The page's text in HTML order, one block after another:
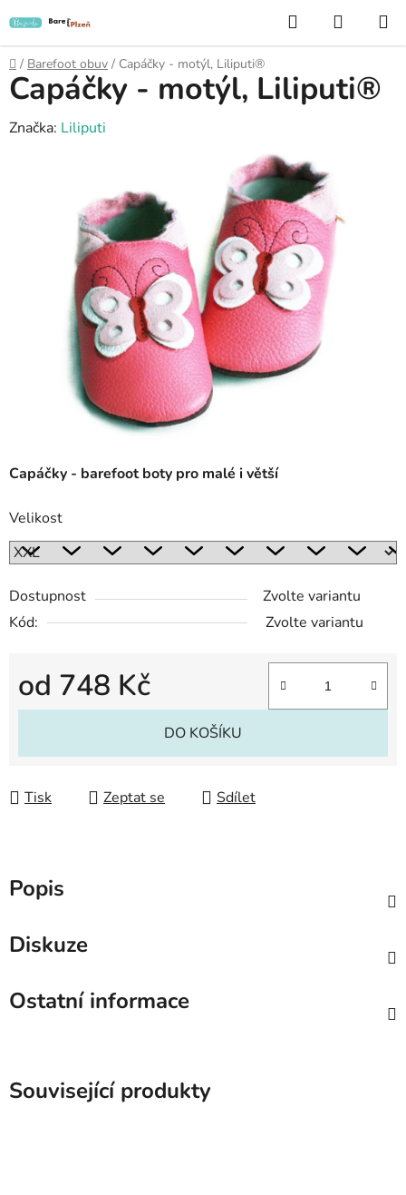
na
obsah
Hledat
KOŠÍK
Domů
/ Barefoot obuv / Capáčky - motýl, Liliputi®
Capáčky - barefoot boty pro malé i větší
Velikost
Dostupnost
Zvolte variantu
Kód:
Zvolte variantu
od 748 Kč
Měrná cena:
DO KOŠÍKU
Tisk Zeptat se Sdílet
Capáčky - motýl, Liliputi®
Značka: Liliputi
Popis
Diskuze
Ostatní informace
Související produkty